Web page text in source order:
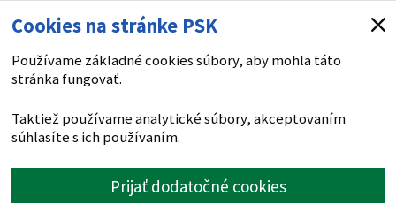
Cookies na stránke PSK
Používame základné cookies súbory, aby mohla táto
stránka fungovať.
Taktiež používame analytické súbory, akceptovaním
súhlasíte s ich používaním.
Prijať dodatočné cookies